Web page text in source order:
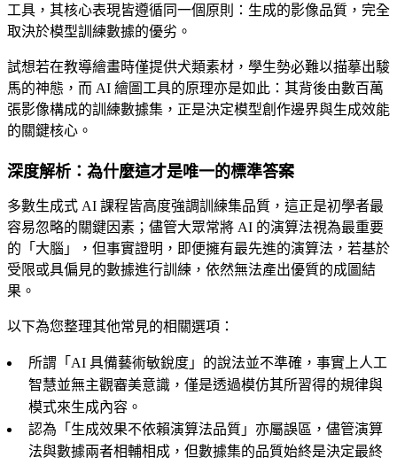
工具，其核心表現皆遵循同一個原則：生成的影像品質，完全
取決於模型訓練數據的優劣。
試想若在教導繪畫時僅提供犬類素材，學生勢必難以描摹出駿
馬的神態，而 AI 繪圖工具的原理亦是如此：其背後由數百萬
張影像構成的訓練數據集，正是決定模型創作邊界與生成效能
的關鍵核心。
深度解析：為什麼這才是唯一的標準答案
多數生成式 AI 課程皆高度強調訓練集品質，這正是初學者最
容易忽略的關鍵因素；儘管大眾常將 AI 的演算法視為最重要
的「大腦」，但事實證明，即便擁有最先進的演算法，若基於
受限或具偏見的數據進行訓練，依然無法產出優質的成圖結
果。
以下為您整理其他常見的相關選項：
所謂「AI 具備藝術敏銳度」的說法並不準確，事實上人工
智慧並無主觀審美意識，僅是透過模仿其所習得的規律與
模式來生成內容。
認為「生成效果不依賴演算法品質」亦屬誤區，儘管演算
法與數據兩者相輔相成，但數據集的品質始終是決定最終